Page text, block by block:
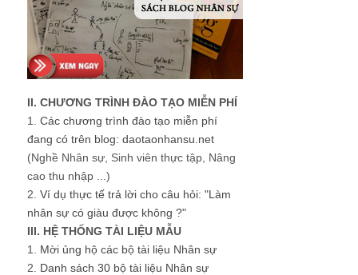
II. CHƯƠNG TRÌNH ĐÀO TẠO MIỄN PHÍ
1. Các chương trình đào tạo miễn phí
đang có trên blog: daotaonhansu.net
(Nghề Nhân sự, Sinh viên thực tập, Nâng
cao thu nhập ...)
2. Ví dụ thực tế trả lời cho câu hỏi: "Làm
nhân sự có giàu được không ?"
III. HỆ THỐNG TÀI LIỆU MẪU
1. Mời ủng hộ các bộ tài liệu Nhân sự
2. Danh sách 30 bộ tài liệu Nhân sự